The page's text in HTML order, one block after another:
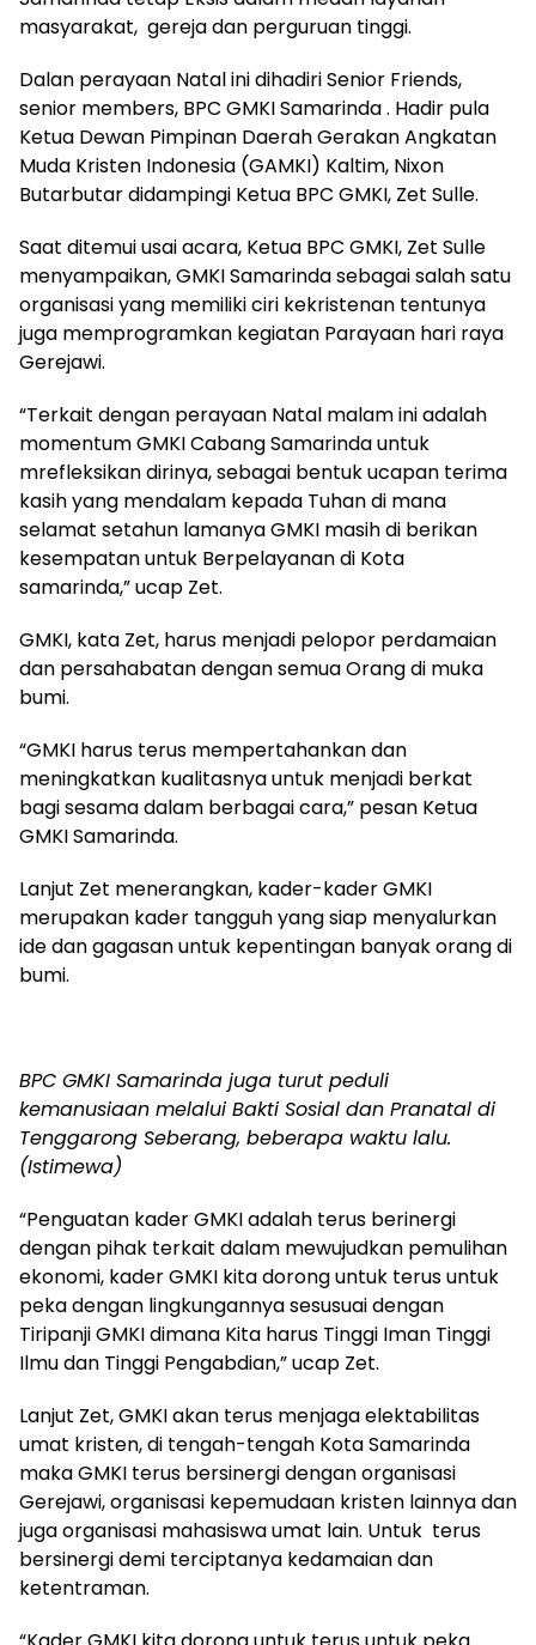
masyarakat, gereja dan perguruan tinggi.
Dalan perayaan Natal ini dihadiri Senior Friends,
senior members, BPC GMKI Samarinda . Hadir pula
Ketua Dewan Pimpinan Daerah Gerakan Angkatan
Muda Kristen Indonesia (GAMKI) Kaltim, Nixon
Butarbutar didampingi Ketua BPC GMKI, Zet Sulle.
Saat ditemui usai acara, Ketua BPC GMKI, Zet Sulle
menyampaikan, GMKI Samarinda sebagai salah satu
organisasi yang memiliki ciri kekristenan tentunya
juga memprogramkan kegiatan Parayaan hari raya
Gerejawi.
“Terkait dengan perayaan Natal malam ini adalah
momentum GMKI Cabang Samarinda untuk
mrefleksikan dirinya, sebagai bentuk ucapan terima
kasih yang mendalam kepada Tuhan di mana
selamat setahun lamanya GMKI masih di berikan
kesempatan untuk Berpelayanan di Kota
samarinda,” ucap Zet.
GMKI, kata Zet, harus menjadi pelopor perdamaian
dan persahabatan dengan semua Orang di muka
bumi.
“GMKI harus terus mempertahankan dan
meningkatkan kualitasnya untuk menjadi berkat
bagi sesama dalam berbagai cara,” pesan Ketua
GMKI Samarinda.
Lanjut Zet menerangkan, kader-kader GMKI
merupakan kader tangguh yang siap menyalurkan
ide dan gagasan untuk kepentingan banyak orang di
bumi.
BPC GMKI Samarinda juga turut peduli
kemanusiaan melalui Bakti Sosial dan Pranatal di
Tenggarong Seberang, beberapa waktu lalu.
(Istimewa)
“Penguatan kader GMKI adalah terus berinergi
dengan pihak terkait dalam mewujudkan pemulihan
ekonomi, kader GMKI kita dorong untuk terus untuk
peka dengan lingkungannya sesusuai dengan
Tiripanji GMKI dimana Kita harus Tinggi Iman Tinggi
Ilmu dan Tinggi Pengabdian,” ucap Zet.
Lanjut Zet, GMKI akan terus menjaga elektabilitas
umat kristen, di tengah-tengah Kota Samarinda
maka GMKI terus bersinergi dengan organisasi
Gerejawi, organisasi kepemudaan kristen lainnya dan
juga organisasi mahasiswa umat lain. Untuk terus
bersinergi demi terciptanya kedamaian dan
ketentraman.